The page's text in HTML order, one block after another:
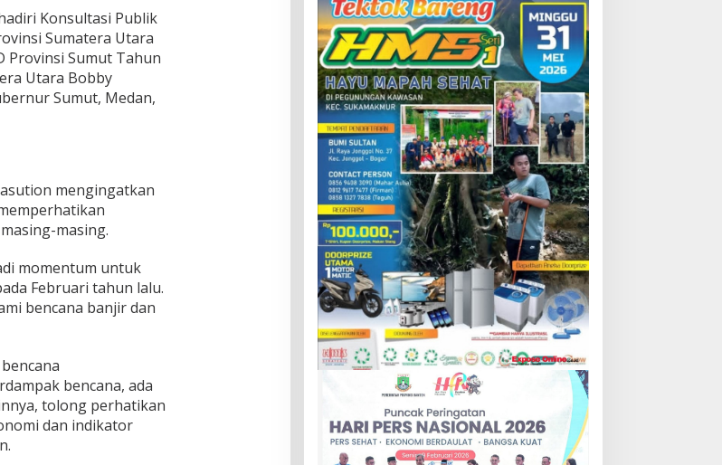
Konsultasi Publik
Sumatera Utara
Provinsi Sumut Tahun
Utara Bobby
Sumut, Medan,
mengingatkan
masing.
momentum untuk
Februari tahun lalu.
bencana banjir dan
bencana, ada
tolong perhatikan
dan indikator